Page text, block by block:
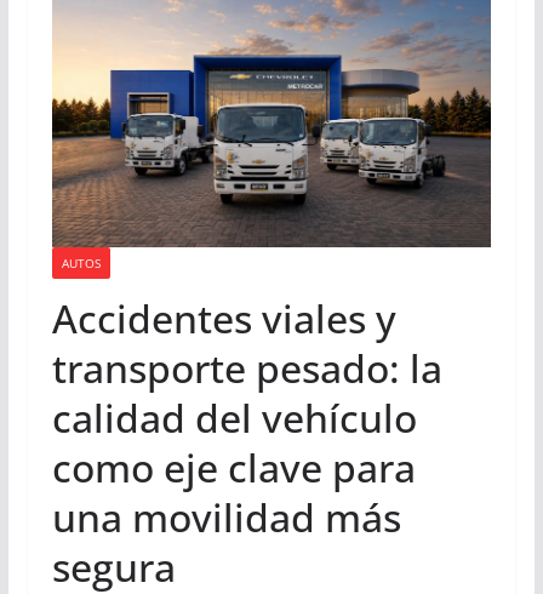
AUTOS
Accidentes viales y
transporte pesado: la
calidad del vehículo
como eje clave para
una movilidad más
segura